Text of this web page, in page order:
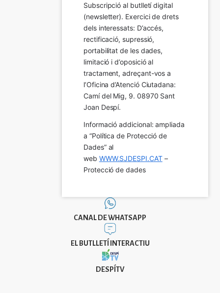
Subscripció al butlletí digital
(newsletter). Exercici de drets
dels interessats: D’accés,
rectificació, supressió,
portabilitat de les dades,
limitació i d’oposició al
tractament, adreçant-vos a
l’Oficina d’Atenció Ciutadana:
Camí del Mig, 9. 08970 Sant
Joan Despí.
Informació addicional: ampliada
a “Política de Protecció de
Dades” al
web WWW.SJDESPI.CAT –
Protecció de dades
CANAL DE WHATSAPP
EL BUTLLETÍ INTERACTIU
DESPÍTV